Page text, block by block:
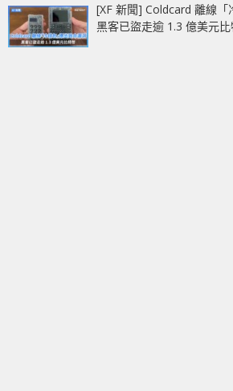
[XF 新聞] Coldcard 離線
黑客已盜走逾 1.3 億美元